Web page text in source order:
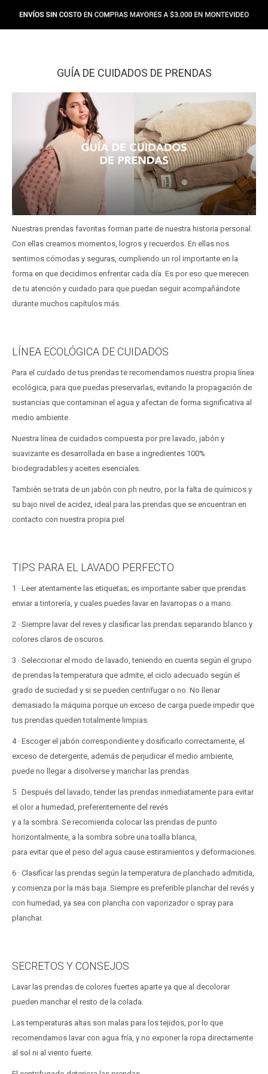
GUÍA DE CUIDADOS DE PRENDAS
Nuestras prendas favoritas forman parte de nuestra historia personal.
Con ellas creamos momentos, logros y recuerdos. En ellas nos
sentimos cómodas y seguras, cumpliendo un rol importante en la
forma en que decidimos enfrentar cada día. Es por eso que merecen
de tu atención y cuidado para que puedan seguir acompañándote
durante muchos capítulos más.
LÍNEA ECOLÓGICA DE CUIDADOS
Para el cuidado de tus prendas te recomendamos nuestra propia línea
ecológica, para que puedas preservarlas, evitando la propagación de
sustancias que contaminan el agua y afectan de forma significativa al
medio ambiente.
Nuestra línea de cuidados compuesta por pre lavado, jabón y
suavizante es desarrollada en base a ingredientes 100%
biodegradables y aceites esenciales.
También se trata de un jabón con ph neutro, por la falta de químicos y
su bajo nivel de acidez, ideal para las prendas que se encuentran en
contacto con nuestra propia piel.
TIPS PARA EL LAVADO PERFECTO
1 · Leer atentamente las etiquetas; es importante saber que prendas
enviar a tintorería, y cuales puedes lavar en lavarropas o a mano.
2 · Siempre lavar del reves y clasificar las prendas separando blanco y
colores claros de oscuros.
3 · Seleccionar el modo de lavado, teniendo en cuenta según el grupo
de prendas la temperatura que admite, el ciclo adecuado según el
grado de suciedad y si se pueden centrifugar o no. No llenar
demasiado la máquina porque un exceso de carga puede impedir que
tus prendas queden totalmente limpias.
4 · Escoger el jabón correspondiente y dosificarlo correctamente, el
exceso de detergente, además de perjudicar el medio ambiente,
puede no llegar a disolverse y manchar las prendas.
5 · Después del lavado, tender las prendas inmediatamente para evitar
el olor a humedad, preferentemente del revés
y a la sombra. Se recomienda colocar las prendas de punto
horizontalmente, a la sombra sobre una toalla blanca,
para evitar que el peso del agua cause estiramientos y deformaciones.
6 · Clasificar las prendas según la temperatura de planchado admitida,
y comienza por la más baja. Siempre es preferible planchar del revés y
con humedad, ya sea con plancha con vaporizador o spray para
planchar.
SECRETOS Y CONSEJOS
Lavar las prendas de colores fuertes aparte ya que al decolorar
pueden manchar el resto de la colada.
Las temperaturas altas son malas para los tejidos, por lo que
recomendamos lavar con agua fría, y no exponer la ropa directamente
al sol ni al viento fuerte.